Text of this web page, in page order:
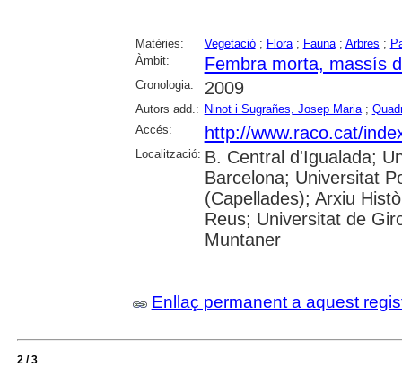
Matèries: Vegetació; Flora; Fauna; Arbres ;
Àmbit:
Fembra morta, massís
Cronologia: 2009
Autors add.: Ninot i Sugrañes, Josep Maria;
Accés:
http://www.raco.cat/
Localització: B. Central d'Igualada;
Barcelona; Universitat
(Capellades); Arxiu
Reus; Universitat de
Muntaner
Enllaç permanent a aquest
2 / 3